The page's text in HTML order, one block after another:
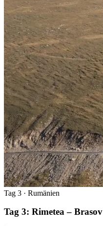
Tag 3 · Rumänien
Tag 3: Rimetea – Brasov